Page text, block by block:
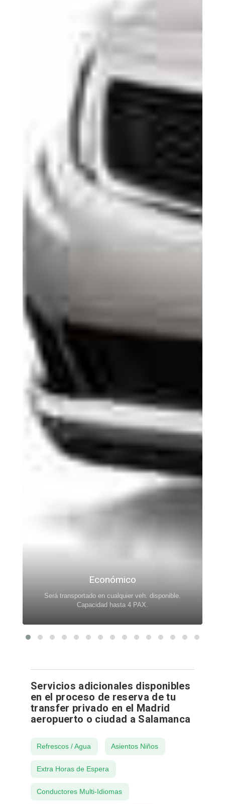
Económico
Será transportado en cualquier veh. disponible.
Capacidad hasta 4 PAX.
Servicios adicionales disponibles
en el proceso de reserva de tu
transfer privado en el Madrid
aeropuerto o ciudad a Salamanca
Refrescos / Agua Asientos Niños
Extra Horas de Espera
Conductores Multi-Idiomas